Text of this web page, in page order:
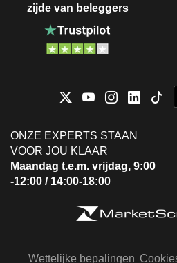
zijde van beleggers
ONZE EXPERTS STAAN
VOOR JOU KLAAR
Maandag t.e.m. vrijdag, 9:00
-12:00 / 14:00-18:00
Wettelijke bepalingen